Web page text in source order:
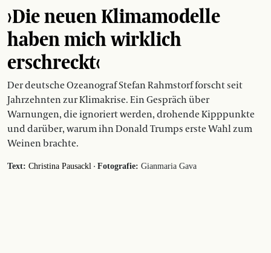
›Die neuen Klimamodelle
haben mich wirklich
erschreckt‹
Der deutsche Ozeanograf Stefan Rahmstorf forscht seit
Jahrzehnten zur Klimakrise. Ein Gespräch über
Warnungen, die ignoriert werden, drohende Kipppunkte
und darüber, warum ihn Donald Trumps erste Wahl zum
Weinen brachte.
Text: Christina Pausackl · Fotografie: Gianmaria Gava